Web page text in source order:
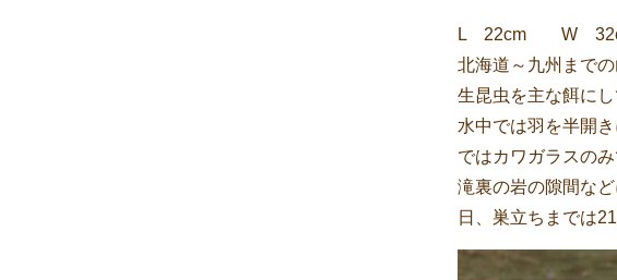
L 22cm W
北海道～九州まで
生昆虫を主な餌に
水中では羽を半開
ではカワガラスのみ
滝裏の岩の隙間な
日、巣立ちまでは